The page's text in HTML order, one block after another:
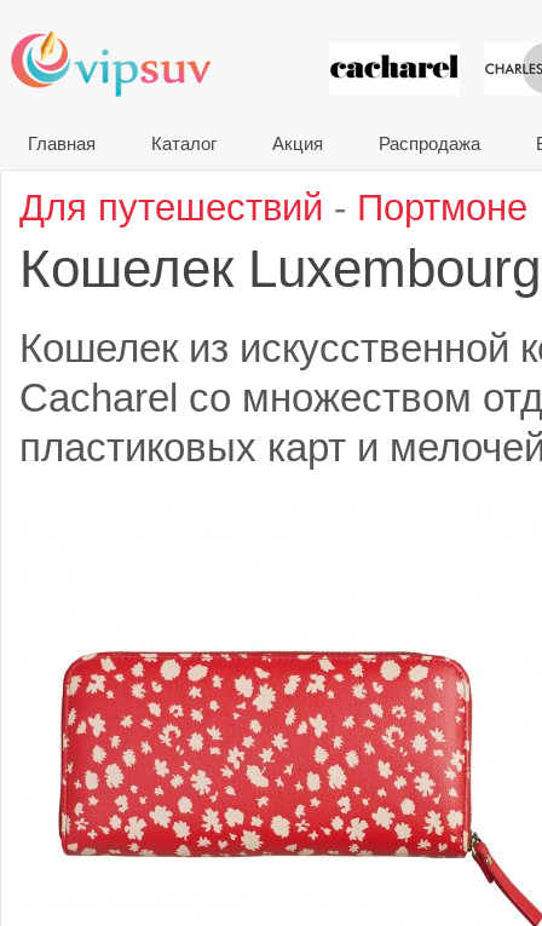
VIP
Главная Каталог Акция Распродажа
Для путешествий - Портмоне
Кошелек
Кошелек из искусственной
Cacharel со множеством
пластиковых карт и